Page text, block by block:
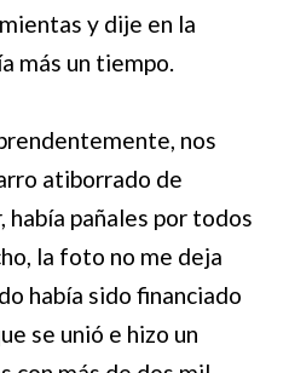
y dije en la
más un tiempo.
nos
atiborrado de
pañales por todos
la foto no me deja
había sido financiado
se unió e hizo un